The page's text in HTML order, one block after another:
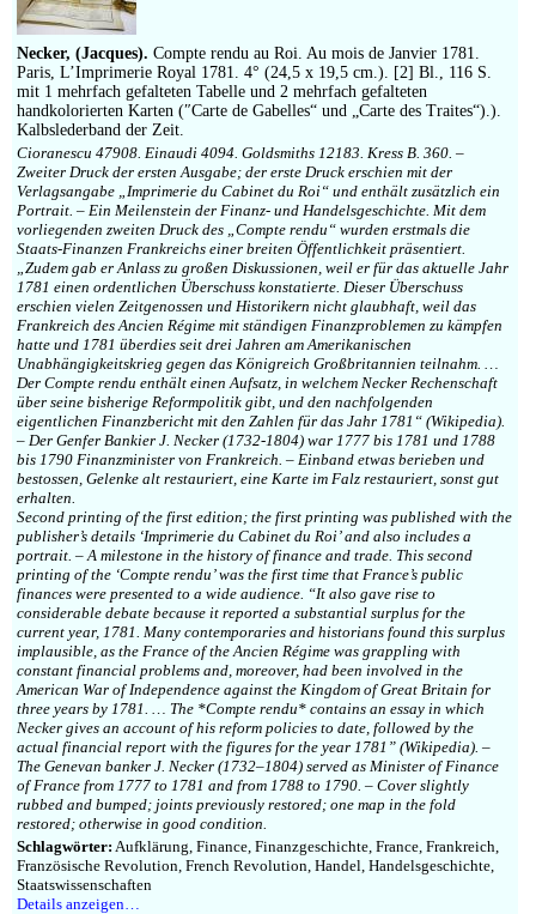
Necker, (Jacques). Compte rendu au Roi. Au mois de Janvier 1781.
Paris, L’Imprimerie Royal 1781. 4° (24,5 x 19,5 cm.). [2] Bl., 116 S.
mit 1 mehrfach gefalteten Tabelle und 2 mehrfach gefalteten
handkolorierten Karten (″Carte de Gabelles“ und „Carte des Traites“).).
Kalbslederband der Zeit.
Cioranescu 47908. Einaudi 4094. Goldsmiths 12183. Kress B. 360. –
Zweiter Druck der ersten Ausgabe; der erste Druck erschien mit der
Verlagsangabe „Imprimerie du Cabinet du Roi“ und enthält zusätzlich ein
Portrait. – Ein Meilenstein der Finanz- und Handelsgeschichte. Mit dem
vorliegenden zweiten Druck des „Compte rendu“ wurden erstmals die
Staats-Finanzen Frankreichs einer breiten Öffentlichkeit präsentiert.
„Zudem gab er Anlass zu großen Diskussionen, weil er für das aktuelle Jahr
1781 einen ordentlichen Überschuss konstatierte. Dieser Überschuss
erschien vielen Zeitgenossen und Historikern nicht glaubhaft, weil das
Frankreich des Ancien Régime mit ständigen Finanzproblemen zu kämpfen
hatte und 1781 überdies seit drei Jahren am Amerikanischen
Unabhängigkeitskrieg gegen das Königreich Großbritannien teilnahm. …
Der Compte rendu enthält einen Aufsatz, in welchem Necker Rechenschaft
über seine bisherige Reformpolitik gibt, und den nachfolgenden
eigentlichen Finanzbericht mit den Zahlen für das Jahr 1781“ (Wikipedia).
– Der Genfer Bankier J. Necker (1732-1804) war 1777 bis 1781 und 1788
bis 1790 Finanzminister von Frankreich. – Einband etwas berieben und
bestossen, Gelenke alt restauriert, eine Karte im Falz restauriert, sonst gut
erhalten.
Second printing of the first edition; the first printing was published with the
publisher’s details ‘Imprimerie du Cabinet du Roi’ and also includes a
portrait. – A milestone in the history of finance and trade. This second
printing of the ‘Compte rendu’ was the first time that France’s public
finances were presented to a wide audience. “It also gave rise to
considerable debate because it reported a substantial surplus for the
current year, 1781. Many contemporaries and historians found this surplus
implausible, as the France of the Ancien Régime was grappling with
constant financial problems and, moreover, had been involved in the
American War of Independence against the Kingdom of Great Britain for
three years by 1781. … The *Compte rendu* contains an essay in which
Necker gives an account of his reform policies to date, followed by the
actual financial report with the figures for the year 1781” (Wikipedia). –
The Genevan banker J. Necker (1732–1804) served as Minister of Finance
of France from 1777 to 1781 and from 1788 to 1790. – Cover slightly
rubbed and bumped; joints previously restored; one map in the fold
restored; otherwise in good condition.
Schlagwörter: Aufklärung, Finance, Finanzgeschichte, France, Frankreich,
Französische Revolution, French Revolution, Handel, Handelsgeschichte,
Staatswissenschaften
Details anzeigen…